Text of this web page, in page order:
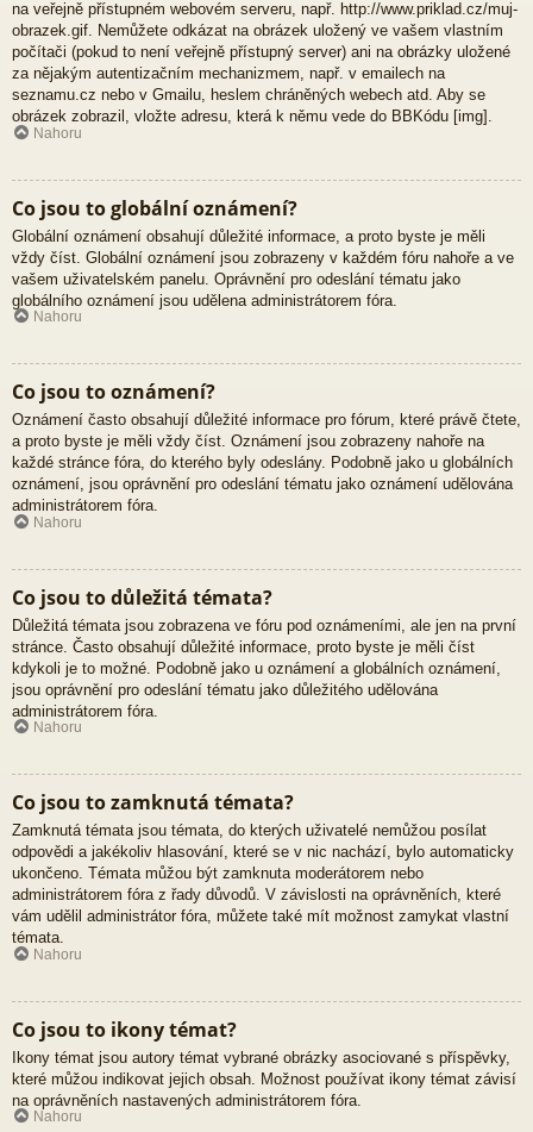
na veřejně přístupném webovém serveru, např. http://www.priklad.cz/muj-
obrazek.gif. Nemůžete odkázat na obrázek uložený ve vašem vlastním
počítači (pokud to není veřejně přístupný server) ani na obrázky uložené
za nějakým autentizačním mechanizmem, např. v emailech na
seznamu.cz nebo v Gmailu, heslem chráněných webech atd. Aby se
obrázek zobrazil, vložte adresu, která k němu vede do BBKódu [img].
Nahoru
Co jsou to globální oznámení?
Globální oznámení obsahují důležité informace, a proto byste je měli
vždy číst. Globální oznámení jsou zobrazeny v každém fóru nahoře a ve
vašem uživatelském panelu. Oprávnění pro odeslání tématu jako
globálního oznámení jsou udělena administrátorem fóra.
Nahoru
Co jsou to oznámení?
Oznámení často obsahují důležité informace pro fórum, které právě čtete,
a proto byste je měli vždy číst. Oznámení jsou zobrazeny nahoře na
každé stránce fóra, do kterého byly odeslány. Podobně jako u globálních
oznámení, jsou oprávnění pro odeslání tématu jako oznámení udělována
administrátorem fóra.
Nahoru
Co jsou to důležitá témata?
Důležitá témata jsou zobrazena ve fóru pod oznámeními, ale jen na první
stránce. Často obsahují důležité informace, proto byste je měli číst
kdykoli je to možné. Podobně jako u oznámení a globálních oznámení,
jsou oprávnění pro odeslání tématu jako důležitého udělována
administrátorem fóra.
Nahoru
Co jsou to zamknutá témata?
Zamknutá témata jsou témata, do kterých uživatelé nemůžou posílat
odpovědi a jakékoliv hlasování, které se v nic nachází, bylo automaticky
ukončeno. Témata můžou být zamknuta moderátorem nebo
administrátorem fóra z řady důvodů. V závislosti na oprávněních, které
vám udělil administrátor fóra, můžete také mít možnost zamykat vlastní
témata.
Nahoru
Co jsou to ikony témat?
Ikony témat jsou autory témat vybrané obrázky asociované s příspěvky,
které můžou indikovat jejich obsah. Možnost používat ikony témat závisí
na oprávněních nastavených administrátorem fóra.
Nahoru